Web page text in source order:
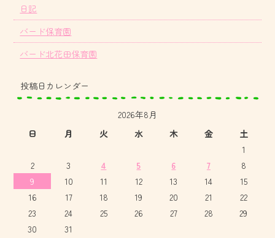
日記
バード保育園
バード北花田保育園
投稿日カレンダー
2026年8月
日
月 火 水 木 金
土
1
2
3 4 5 6 7
8
9
10 11 12 13 14
15
16
17 18 19 20 21
22
23
24 25 26 27 28
29
30
31